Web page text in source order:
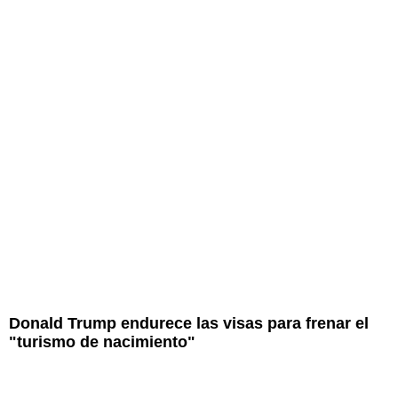
Donald Trump endurece las visas para frenar el
"turismo de nacimiento"